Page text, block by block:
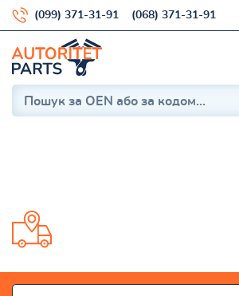
(099) 371-31-91 (068) 371-31-91